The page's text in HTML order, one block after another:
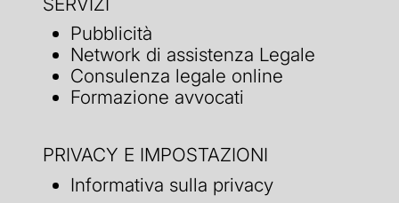
Pubblicità
Network di assistenza Legale
Consulenza legale online
Formazione avvocati
PRIVACY E IMPOSTAZIONI
Informativa sulla privacy